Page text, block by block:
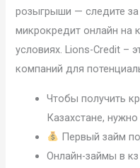
розыгрыши — следите
микрокредит онлайн на
условиях. Lions-Credit –
компаний для
Чтобы получить
Казахстане,
Первый займ
Онлайн-займы в